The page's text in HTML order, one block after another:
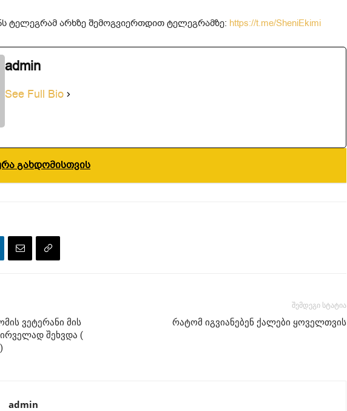
ტელეგრამ არხზე შემოგვიერთდით ტელეგრამზე: https://t.me/SheniEkimi
admin
See Full Bio
გახდომისთვის
ვეტერანი მის
შეხვდა (
შემდეგი სტატია
რატომ იგვიანებენ ქალები ყოველთვის
admin